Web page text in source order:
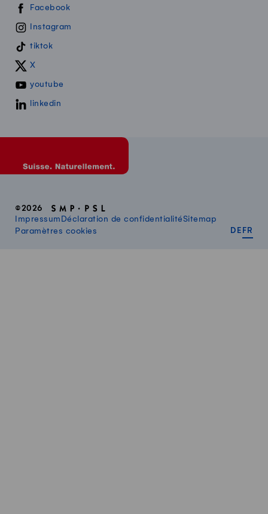
Swissmilk sur les réseaux sociaux
Facebook
Instagram
tiktok
X
youtube
linkedin
©2026
Impressum Déclaration de confidentialitéSitemap
Paramètres cookies
DE FR